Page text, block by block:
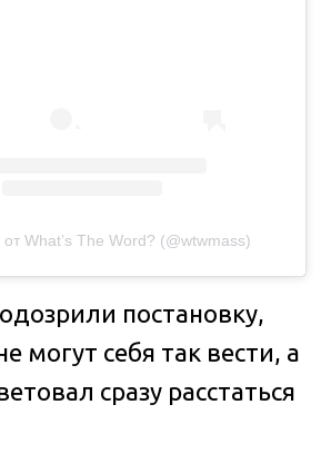
What’s The Word? (@wtwmass)
постановку,
могут себя так вести, а
сразу расстаться